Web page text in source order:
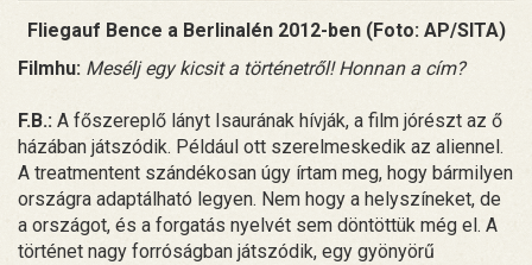
Fliegauf Bence a Berlinalén 2012-ben (Foto: AP/SITA)
Filmhu: Mesélj egy kicsit a történetről! Honnan a cím?
F.B.: A főszereplő lányt Isaurának hívják, a film jórészt az ő
házában játszódik. Például ott szerelmeskedik az aliennel.
A treatmentent szándékosan úgy írtam meg, hogy bármilyen
országra adaptálható legyen. Nem hogy a helyszíneket, de
a országot, és a forgatás nyelvét sem döntöttük még el. A
történet nagy forróságban játszódik, egy gyönyörű